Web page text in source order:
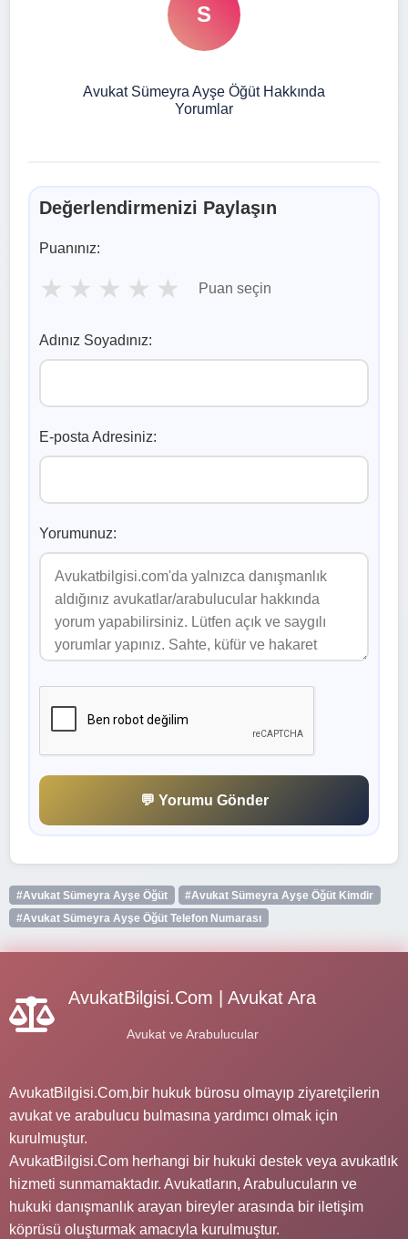
S
Avukat Sümeyra Ayşe Öğüt Hakkında
Yorumlar
Değerlendirmenizi Paylaşın
Puanınız:
★ ★ ★ ★ ★ Puan seçin
Adınız Soyadınız:
E-posta Adresiniz:
Yorumunuz:
💬 Yorumu Gönder
#Avukat Sümeyra Ayşe Öğüt
#Avukat Sümeyra Ayşe Öğüt Kimdir
#Avukat Sümeyra Ayşe Öğüt Telefon Numarası
AvukatBilgisi.Com | Avukat Ara
Avukat ve Arabulucular
AvukatBilgisi.Com,bir hukuk bürosu olmayıp ziyaretçilerin
avukat ve arabulucu bulmasına yardımcı olmak için
kurulmuştur.
AvukatBilgisi.Com herhangi bir hukuki destek veya avukatlık
hizmeti sunmamaktadır. Avukatların, Arabulucuların ve
hukuki danışmanlık arayan bireyler arasında bir iletişim
köprüsü oluşturmak amacıyla kurulmuştur.